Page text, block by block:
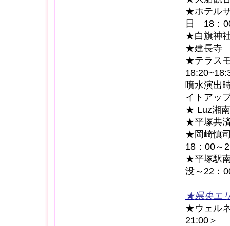
★ホテル
日 18：
★白旗神
★建長寺
★テラス
噴水演出
イトアッ
★ Luz湘
★平塚共
★岡崎慎
18：00～
★平塚駅
没～22：
★県央エ
★ウェル
21:00＞